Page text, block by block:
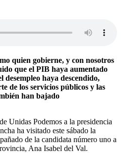
quien gobierne, y con nosotros
que el PIB haya aumentado
haya descendido,
de los servicios públicos y las
han bajado
Unidas Podemos a la presidencia
ha visitado este sábado la
de la candidata número uno a
Ana Isabel del Val.